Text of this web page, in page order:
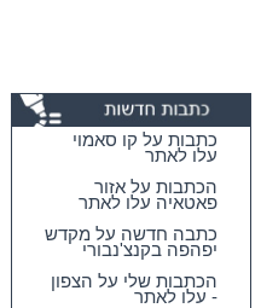
כתבות על קו סאמוי
עלו לאתר
הכתבות על אזור
פאטאיה עלו לאתר
כתבה חדשה על מקדש
יפהפה בקנצ'נבורי
הכתבות שלי על הצפון
- עלו לאתר